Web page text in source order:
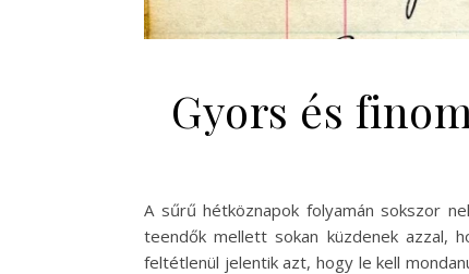
Gyors és
A sűrű hétköznapok folyamán sokszor
teendők mellett sokan küzdenek azzal,
feltétlenül jelentik azt, hogy le kell